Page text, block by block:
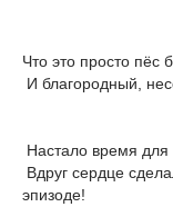
Что это просто пёс
И благородный,
Настало время для
Вдруг сердце
эпизоде!